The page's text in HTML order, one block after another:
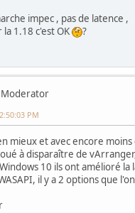
impec , pas de latence ,
la 1.18 c'est OK
?
Moderator
PM
mieux et avec encore
à disparaître de
10 ils ont amélioré la
il y a 2 options que